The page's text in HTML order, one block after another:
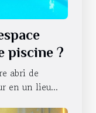
piscine ?
abri de
en un lieu...